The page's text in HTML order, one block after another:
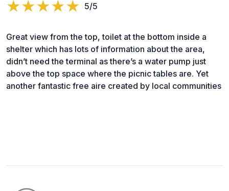
5/5
Great view from the top, toilet at the bottom inside a
shelter which has lots of information about the area,
didn’t need the terminal as there’s a water pump just
above the top space where the picnic tables are. Yet
another fantastic free aire created by local communities